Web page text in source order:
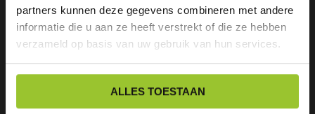
partners kunnen deze gegevens combineren met andere
informatie die u aan ze heeft verstrekt of die ze hebben
verzameld op basis van uw gebruik van hun services.
ALLES TOESTAAN
Over ons
Wij zijn een professioneel, veelzijdig en snelgroeiend accountants- en
op.